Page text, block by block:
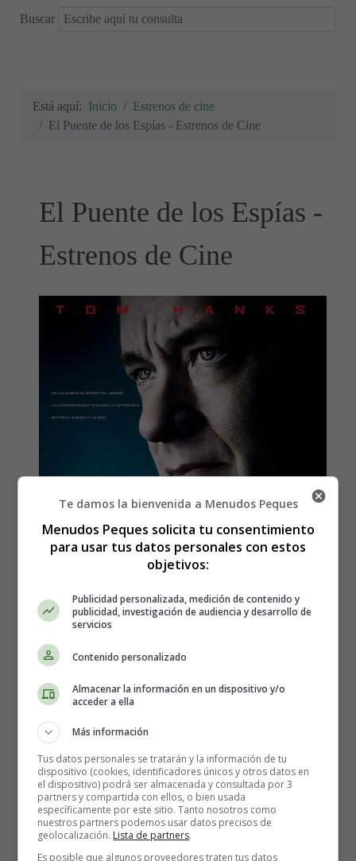
Buscar
Está aquí: Inicio
Estrenos de cine
El Puente de los Espías - Estrenos de Cine
El Puente de los Espías -
Estrenos de Cine
película El Puente de los
Espías
Te damos la bienvenida a Menudos Peques
Menudos Peques solicita tu consentimiento
para usar tus datos personales con estos
objetivos:
Publicidad personalizada, medición de contenido y
publicidad, investigación de audiencia y desarrollo de
servicios
Contenido personalizado
Almacenar la información en un dispositivo y/o
acceder a ella
Más información
Tus datos personales se tratarán y la información de tu
dispositivo (cookies, identificadores únicos y otros datos en
el dispositivo) podrá ser almacenada y consultada por 3
partners y compartida con ellos, o bien usada
específicamente por este sitio. Tanto nosotros como
nuestros partners podemos usar datos precisos de
geolocalización. Lista de partners.
Es posible que algunos proveedores traten tus datos